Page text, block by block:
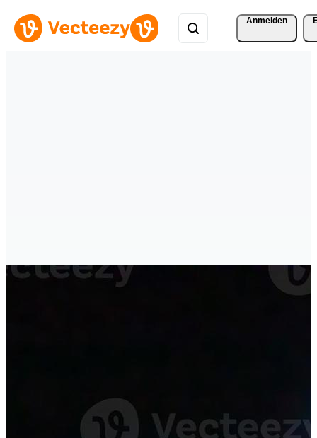
Anmelden